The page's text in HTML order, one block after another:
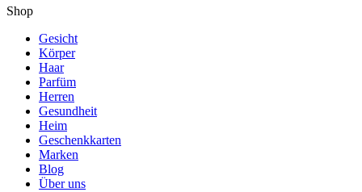
Shop
Gesicht
Körper
Haar
Parfüm
Herren
Gesundheit
Heim
Geschenkkarten
Marken
Blog
Über uns